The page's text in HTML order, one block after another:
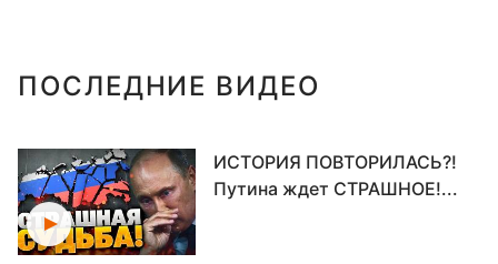
ПОСЛЕДНИЕ ВИДЕО
ИСТОРИЯ ПОВТОРИЛАСЬ?!
Путина ждет СТРАШНОЕ!...